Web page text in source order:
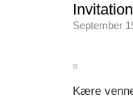
September
Kære